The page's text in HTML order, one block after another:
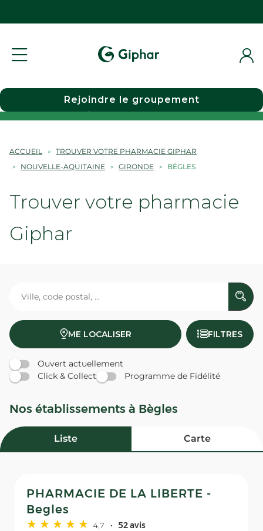
Choisir une pharmacie
Rejoindre le groupement
ACCUEIL
TROUVER VOTRE PHARMACIE GIPHAR
NOUVELLE-AQUITAINE
GIRONDE BÈGLES
Trouver votre pharmacie
Giphar
ME LOCALISER FILTRES
Ouvert actuellement
Click & Collect
Programme de Fidélité
Nos établissements à Bègles
Liste Carte
PHARMACIE DE LA LIBERTE -
Begles
4,7 52 avis